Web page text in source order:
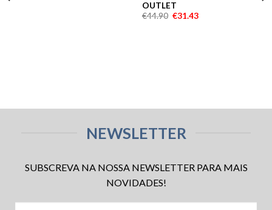
OUTLET
€44.90 €31.43
NEWSLETTER
SUBSCREVA NA NOSSA NEWSLETTER PARA MAIS
NOVIDADES!